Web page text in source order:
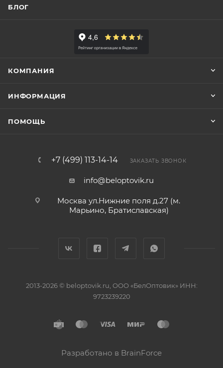
БЛОГ
КОМПАНИЯ
ИНФОРМАЦИЯ
ПОМОЩЬ
+7 (499) 113-14-14 ЗАКАЗАТЬ ЗВОНОК
info@beloptovik.ru
Москва ул.Нижние поля д.27 (м.
Марьино, Братиславская)
2013-2026 © beloptovik.ru, ООО «БелОптовик» ИНН:
9723239220
Разработано в BrainForce